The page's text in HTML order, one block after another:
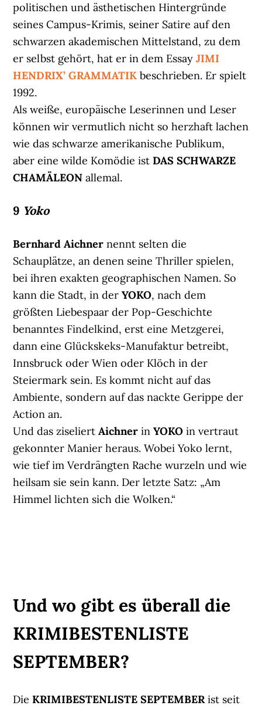
politischen und ästhetischen Hintergründe
seines Campus-Krimis, seiner Satire auf den
schwarzen akademischen Mittelstand, zu dem
er selbst gehört, hat er in dem EssayJIMI
HENDRIX’ GRAMMATIK beschrieben. Er spielt
1992.
Als weiße, europäische Leserinnen und Leser
können wir vermutlich nicht so herzhaft lachen
wie das schwarze amerikanische Publikum,
aber eine wilde Komödie istDAS SCHWARZE
CHAMÄLEONallemal.
9 Yoko
Bernhard Aichnernennt selten die
Schauplätze, an denen seine Thriller spielen,
bei ihren exakten geographischen Namen. So
kann die Stadt, in derYOKO, nach dem
größten Liebespaar der Pop-Geschichte
benanntes Findelkind, erst eine Metzgerei,
dann eine Glückskeks-Manufaktur betreibt,
Innsbruck oder Wien oder Klöch in der
Steiermark sein. Es kommt nicht auf das
Ambiente, sondern auf das nackte Gerippe der
Action an.
Und das ziseliertAichnerin YOKO in vertraut
gekonnter Manier heraus. Wobei Yoko lernt,
wie tief im Verdrängten Rache wurzeln und wie
heilsam sie sein kann. Der letzte Satz: „Am
Himmel lichten sich die Wolken.“
Und wo gibt es überall die
KRIMIBESTENLISTE
SEPTEMBER?
DieKRIMIBESTENLISTE SEPTEMBERist seit